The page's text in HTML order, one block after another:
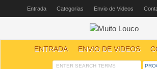
Entrada Categorias Envio de Videos
ENTRADA ENVIO DE VIDEOS